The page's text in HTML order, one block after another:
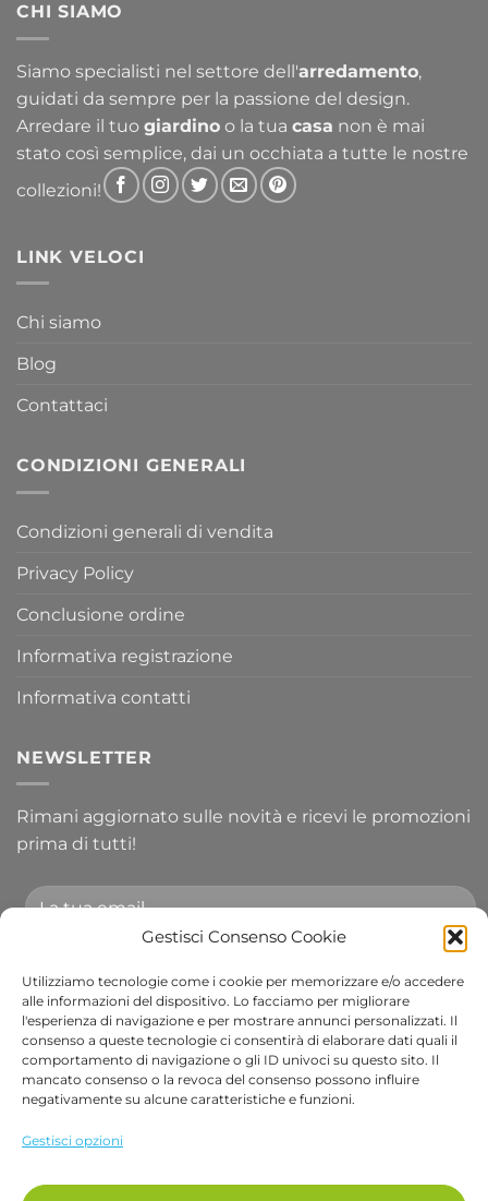
Gestisci Consenso Cookie
Utilizziamo tecnologie come i cookie per memorizzare e/o accedere
alle informazioni del dispositivo. Lo facciamo per migliorare
l'esperienza di navigazione e per mostrare annunci personalizzati. Il
consenso a queste tecnologie ci consentirà di elaborare dati quali il
comportamento di navigazione o gli ID univoci su questo sito. Il
mancato consenso o la revoca del consenso possono influire
negativamente su alcune caratteristiche e funzioni.
Gestisci opzioni
CHI SIAMO
Siamo specialisti nel settore dell'arredamento,
guidati da sempre per la passione del design.
Arredare il tuo giardino o la tua casa non è mai
stato così semplice, dai un occhiata a tutte le nostre
collezioni!
LINK VELOCI
Chi siamo
Blog
Contattaci
CONDIZIONI GENERALI
Condizioni generali di vendita
Privacy Policy
Conclusione ordine
Informativa registrazione
Informativa contatti
NEWSLETTER
Rimani aggiornato sulle novità e ricevi le promozioni
prima di tutti!
Accetto le condizioni generali e di ricevere le
newsletter.
Alternative:
Visa
Delivery
Copyright 2026 ©Bob Gardens by BS COM SRL